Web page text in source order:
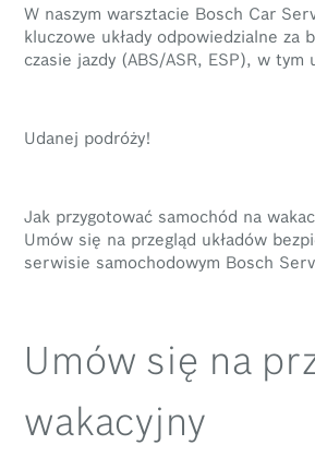
W naszym warsztacie Bosch Car
kluczowe układy odpowiedzialne za
czasie jazdy (ABS/ASR, ESP), w tym
Udanej podróży!
Jak przygotować samochód na
Umów się na przegląd układów
serwisie samochodowym Bosch
Umów się na
wakacyjny